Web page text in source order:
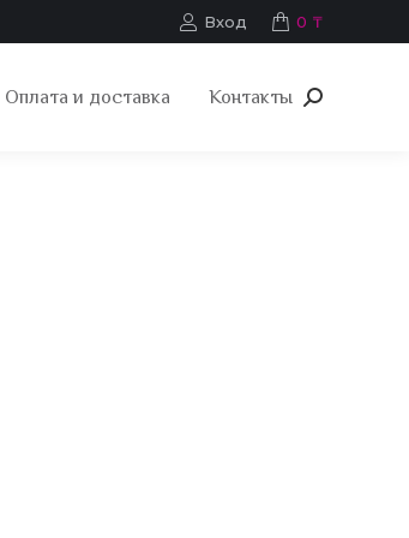
Вход 0 ₸
Оплата и доставка Контакты Поиск: